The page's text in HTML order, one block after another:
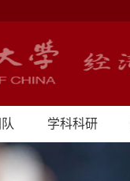
学科科研